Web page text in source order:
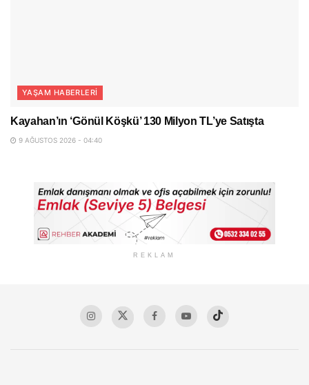
YAŞAM HABERLERI
Kayahan’ın ‘Gönül Köşkü’ 130 Milyon TL’ye Satışta
9 AĞUSTOS 2026 - 04:40
REKLAM